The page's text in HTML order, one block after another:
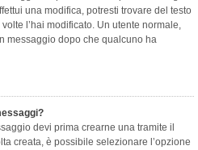
una modifica, potresti trovare del testo
l’hai modificato. Un utente normale,
messaggio dopo che qualcuno ha
devi prima crearne una tramite il
creata, è possibile selezionare l’opzione